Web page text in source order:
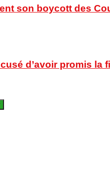
son boycott des
d’avoir promis la